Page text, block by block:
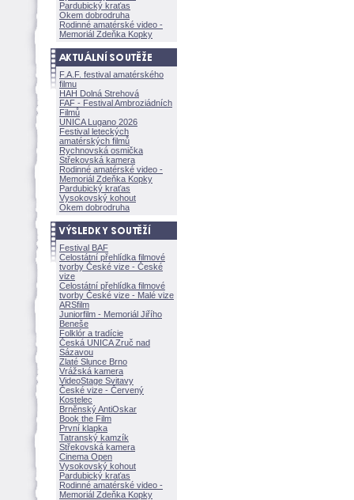
Pardubický kraťas
Okem dobrodruha
Rodinné amatérské video -
Memoriál Zdeňka Kopky
F.A.F. festival amatérského
filmu
HAH Dolná Strehov
FAF - Festival Ambroziádních
Filmů
UNICA Lugano 2026
Festival leteckých
amatérských filmů
Rychnovská osmička
Střekovská kamera
Rodinné amatérské video -
Memoriál Zdeňka Kopky
Pardubický kraťas
Vysokovský kohout
Okem dobrodruha
Festival BAF
Celostátní přehlídka filmové
tvorby České vize - České
vize
Celostátní přehlídka filmové
tvorby České vize - Malé vize
ARSfilm
Juniorfilm - Memoriál Jiřího
Beneše
Folklór a tradície
Česká UNICA Zruč nad
Sázavou
Zlaté Slunce Brno
Vrážská kamera
VideoStage Svitavy
České vize - Červený
Kostelec
Brněnský AntiOskar
Book the Film
První klapka
Tatranský kamzík
Střekovská kamera
Cinema Open
Vysokovský kohout
Pardubický kraťas
Rodinné amatérské video -
Memoriál Zdeňka Kopky